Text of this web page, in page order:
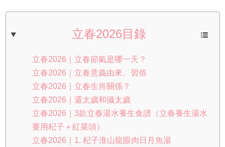
立春2026目錄
立春2026｜立春節氣是哪一天？
立春2026｜立春意義由來、習俗
立春2026｜立春生肖關係？
立春2026｜還太歲和攝太歲
立春2026｜3款立春湯水養生食譜（立春養生湯水
要用杞子＋紅菜頭）
立春2026｜1. 杞子淮山龍眼肉日月魚湯